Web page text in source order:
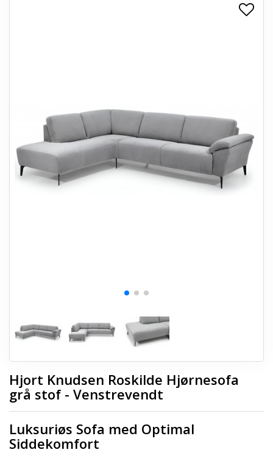
+
+
+
ENTREMØBLER
HAVEMØBLER
Hjort Knudsen Roskilde Hjørnesofa
grå stof - Venstrevendt
Luksuriøs Sofa med Optimal
Siddekomfort